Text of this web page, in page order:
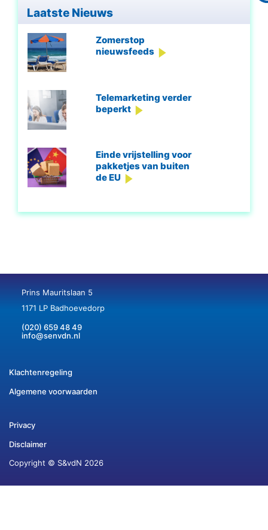
Laatste Nieuws
Zomerstop
nieuwsfeeds
Telemarketing verder
beperkt
Einde vrijstelling voor
pakketjes van buiten
de EU
Prins Mauritslaan 5
1171 LP Badhoevedorp
(020) 659 48 49
info@senvdn.nl
Klachtenregeling
Algemene voorwaarden
Privacy
Disclaimer
Copyright © S&vdN 2026